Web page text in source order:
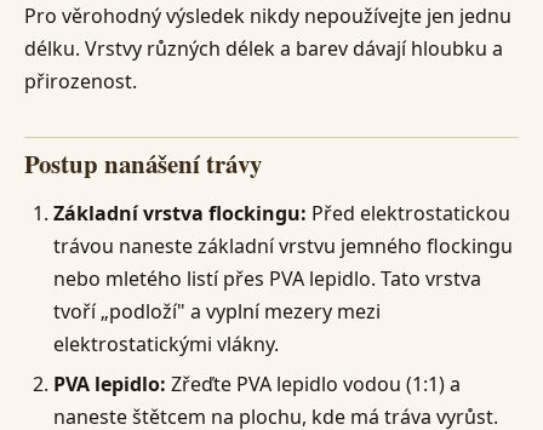
Pro věrohodný výsledek nikdy nepoužívejte jen jednu
délku. Vrstvy různých délek a barev dávají hloubku a
přirozenost.
Postup nanášení trávy
Základní vrstva flockingu: Před elektrostatickou
trávou naneste základní vrstvu jemného flockingu
nebo mletého listí přes PVA lepidlo. Tato vrstva
tvoří „podloží" a vyplní mezery mezi
elektrostatickými vlákny.
PVA lepidlo: Zřeďte PVA lepidlo vodou (1:1) a
naneste štětcem na plochu, kde má tráva vyrůst.